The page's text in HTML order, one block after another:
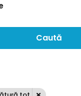
Caută